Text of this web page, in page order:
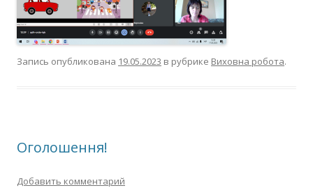
Запись опубликована 19.05.2023 в рубрике Виховна робота.
Оголошення!
Добавить комментарий